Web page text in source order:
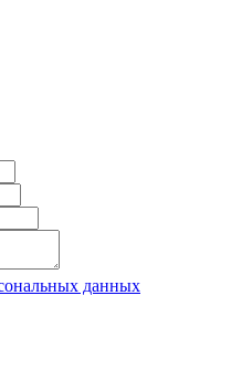
данных